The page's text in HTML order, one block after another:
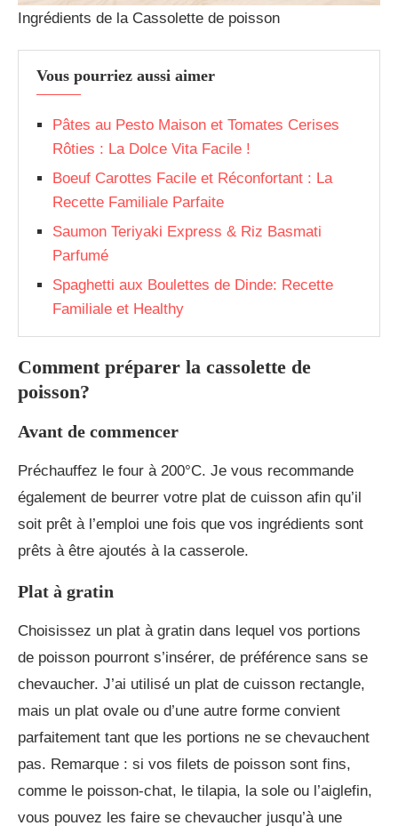
Ingrédients de la Cassolette de poisson
Vous pourriez aussi aimer
Pâtes au Pesto Maison et Tomates Cerises
Rôties : La Dolce Vita Facile !
Boeuf Carottes Facile et Réconfortant : La
Recette Familiale Parfaite
Saumon Teriyaki Express & Riz Basmati
Parfumé
Spaghetti aux Boulettes de Dinde: Recette
Familiale et Healthy
Comment préparer la cassolette de
poisson?
Avant de commencer
Préchauffez le four à 200°C. Je vous recommande
également de beurrer votre plat de cuisson afin qu’il
soit prêt à l’emploi une fois que vos ingrédients sont
prêts à être ajoutés à la casserole.
Plat à gratin
Choisissez un plat à gratin dans lequel vos portions
de poisson pourront s’insérer, de préférence sans se
chevaucher. J’ai utilisé un plat de cuisson rectangle,
mais un plat ovale ou d’une autre forme convient
parfaitement tant que les portions ne se chevauchent
pas. Remarque : si vos filets de poisson sont fins,
comme le poisson-chat, le tilapia, la sole ou l’aiglefin,
vous pouvez les faire se chevaucher jusqu’à une